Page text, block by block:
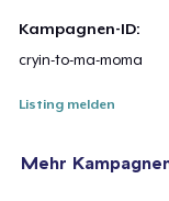
Kampagnen-ID:
cryin-to-ma-moma
Listing melden
Mehr